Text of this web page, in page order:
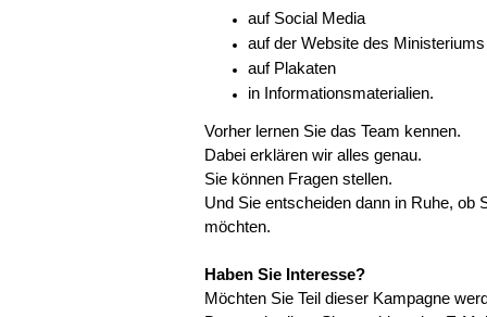
auf Social Media
auf der Website des Ministeriums
auf Plakaten
in Informationsmaterialien.
Vorher lernen Sie das Team kennen.
Dabei erklären wir alles genau.
Sie können Fragen stellen.
Und Sie entscheiden dann in Ruhe, ob
möchten.
Haben Sie Interesse?
Möchten Sie Teil dieser Kampagne